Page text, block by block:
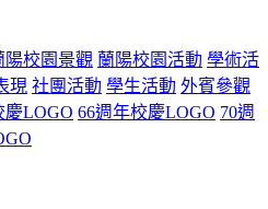
陽校園景觀 蘭陽校園活動 學術活
現 社團活動 學生活動 外賓參觀
慶LOGO 66週年校慶LOGO 70週